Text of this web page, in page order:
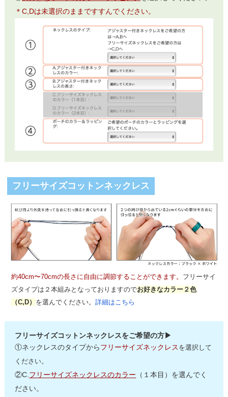
＊C,Dは未選択のままですすんでください。
フリーサイズコットンネックレス
約40cm〜70cmの長さに自由に調節することができます。 フリーサイ
ズタイプは２本組みとなっておりますのでお好きなカラー２色
（C,D） を選んでください。 詳細はこちら
フリーサイズコットンネックレスをご希望の方▶
①ネックレスのタイプから フリーサイズネックレス を選択して
ください。
②C. フリーサイズネックレスのカラー （１本目）を選んでく
ださい。